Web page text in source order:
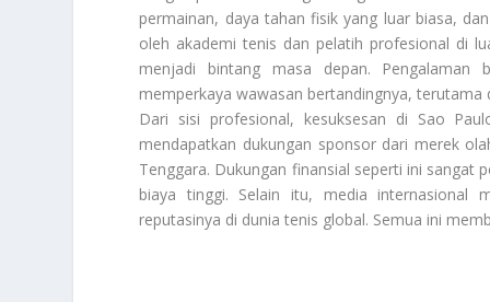
permainan, daya tahan fisik yang luar biasa,
oleh akademi tenis dan pelatih profesional di
menjadi bintang masa depan. Pengalaman
memperkaya wawasan bertandingnya,
Dari sisi profesional, kesuksesan di Sao
mendapatkan dukungan sponsor dari merek
Tenggara. Dukungan finansial seperti ini sangat
biaya tinggi. Selain itu, media internasional
reputasinya di dunia tenis global. Semua ini